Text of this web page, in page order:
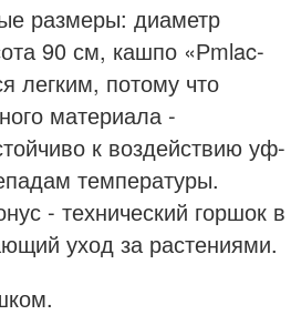
размеры: диаметр
90 см, кашпо «Рmlac-
легким, потому что
материала -
к воздействию уф-
температуры.
- технический горшок в
уход за растениями.